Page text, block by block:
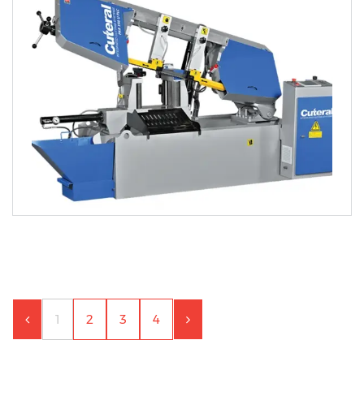
1 2 3 4